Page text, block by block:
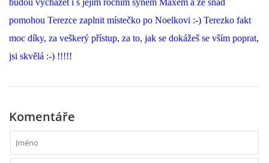
budou vycházet i s jejím ročním synem Maxem a že snad
pomohou Terezce zaplnit místečko po Noelkovi :-) Terezko fakt
moc díky, za veškerý přístup, za to, jak se dokážeš se vším poprat,
jsi skvělá :-) !!!!!
Komentáře